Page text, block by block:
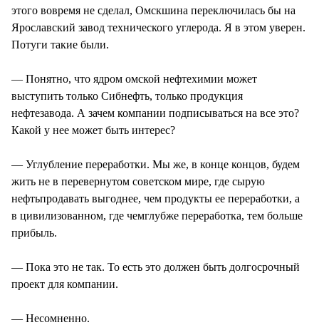
этого вовремя не сделал, Омскшина переключилась бы на
Ярославский завод технического углерода. Я в этом уверен.
Потуги такие были.
— Понятно, что ядром омской нефтехимии может
выступить только Сибнефть, только продукция
нефтезавода. А зачем компании подписываться на все это?
Какой у нее может быть интерес?
— Углубление переработки. Мы же, в конце концов, будем
жить не в перевернутом советском мире, где сырую
нефтьпродавать выгоднее, чем продукты ее переработки, а
в цивилизованном, где чемглубже переработка, тем больше
прибыль.
— Пока это не так. То есть это должен быть долгосрочный
проект для компании.
— Несомненно.